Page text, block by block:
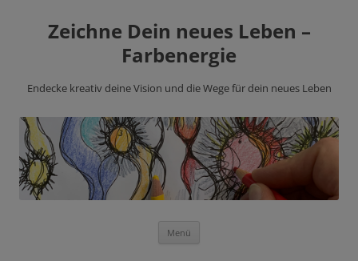
Zeichne Dein neues Leben –
Farbenergie
Endecke kreativ deine Vision und die Wege für dein neues Leben
Menü